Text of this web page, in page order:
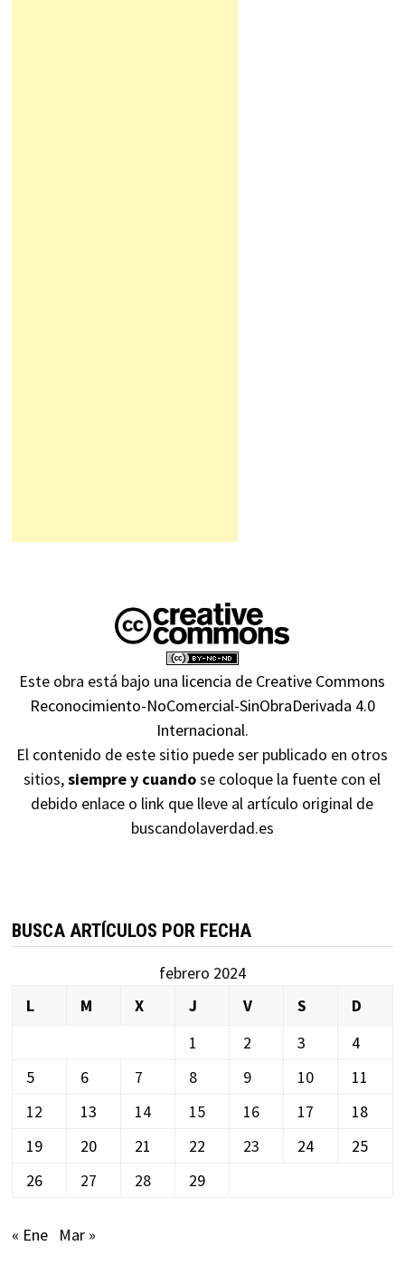
Este obra está bajo una licencia de Creative Commons
Reconocimiento-NoComercial-SinObraDerivada 4.0
Internacional.
El contenido de este sitio puede ser publicado en otros
sitios,siempre y cuandose coloque la fuente con el
debido enlace o link que lleve al artículo original de
buscandolaverdad.es
BUSCA ARTÍCULOS POR FECHA
febrero 2024
L
M X J V S
D
1
2 3
4
5
6 7 8 9 10
11
12
13 14 15 16 17
18
19
20 21 22 23 24
25
26
27 28 29
« Ene Mar »